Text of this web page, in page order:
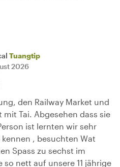
Tuangtip
2026
den Railway Market und
Tai. Abgesehen dass sie
ist lernten wir sehr
, besuchten Wat
Spass zu sechst im
nett auf unsere 11 jährige